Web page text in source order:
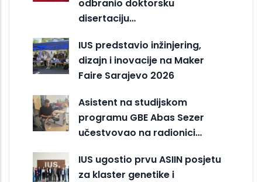
odbranio doktorsku
disertaciju…
IUS predstavio inžinjering,
dizajn i inovacije na Maker
Faire Sarajevo 2026
Asistent na studijskom
programu GBE Abas Sezer
učestvovao na radionici…
IUS ugostio prvu ASIIN posjetu
za klaster genetike i